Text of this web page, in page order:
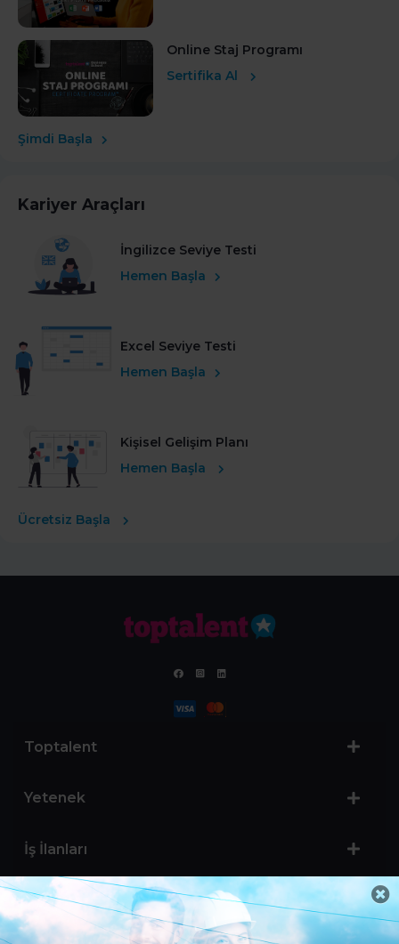
Online Staj Programı
Sertifika Al
Şimdi Başla
Kariyer Araçları
İngilizce Seviye Testi
Hemen Başla
Excel Seviye Testi
Hemen Başla
Kişisel Gelişim Planı
Hemen Başla
Ücretsiz Başla
Toptalent
Yetenek
İş İlanları
Sertifika Programları